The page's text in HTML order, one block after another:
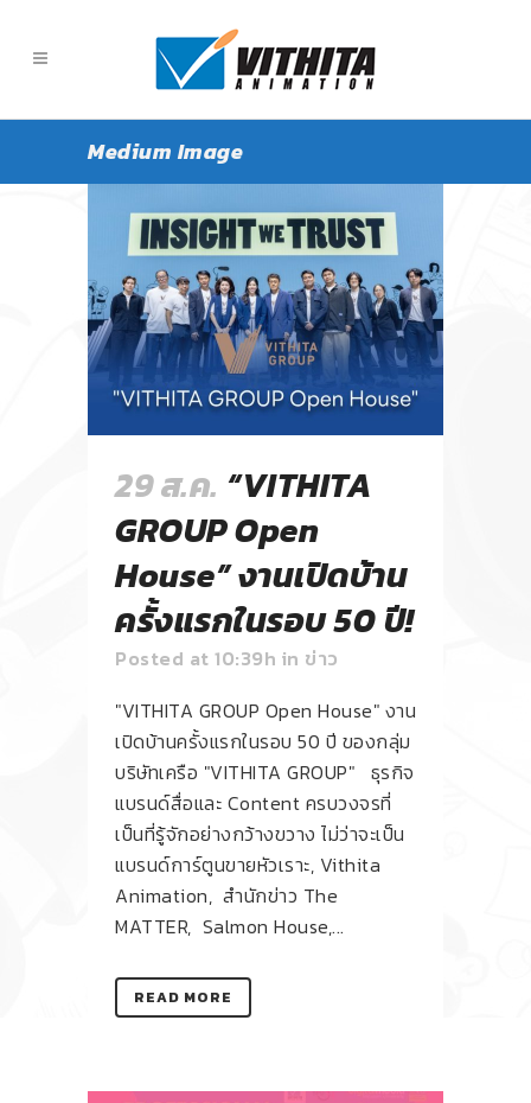
Medium Image
29 ส.ค. “VITHITA
GROUP Open
House” งานเปิดบ้าน
ครั้งแรกในรอบ 50 ปี!
Posted at 10:39h in ข่าว
"VITHITA GROUP Open House" งาน
เปิดบ้านครั้งแรกในรอบ 50 ปี ของกลุ่ม
บริษัทเครือ "VITHITA GROUP" ธุรกิจ
แบรนด์สื่อและ Content ครบวงจรที่
เป็นที่รู้จักอย่างกว้างขวาง ไม่ว่าจะเป็น
แบรนด์การ์ตูนขายหัวเราะ, Vithita
Animation, สำนักข่าว The
MATTER, Salmon House,...
READ MORE